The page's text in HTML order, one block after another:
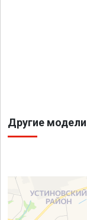
Другие модели